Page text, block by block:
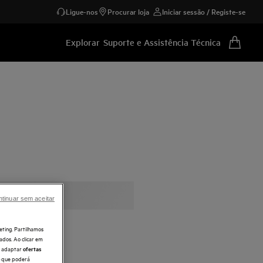
Ligue-nos Procurar loja Iniciar sessão / Registe-se
Explorar Suporte e Assistência Técnica
Partilhamos
Ao clicar em
adaptarofertas
que poderá
sem aceitar